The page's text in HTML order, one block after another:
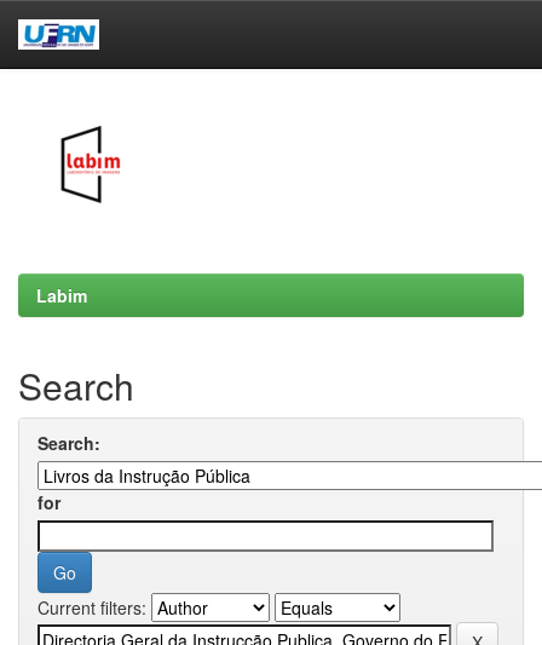
Labim
Search
Search:
for
Current filters: